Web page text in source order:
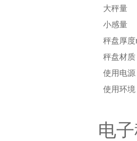
大秤量
小感量
秤盘厚
秤盘材质
使用电源
使用环境
电